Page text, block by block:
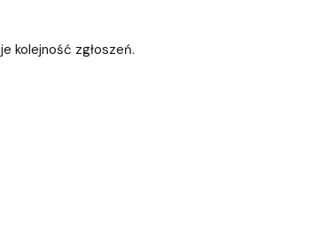
kolejność zgłoszeń.